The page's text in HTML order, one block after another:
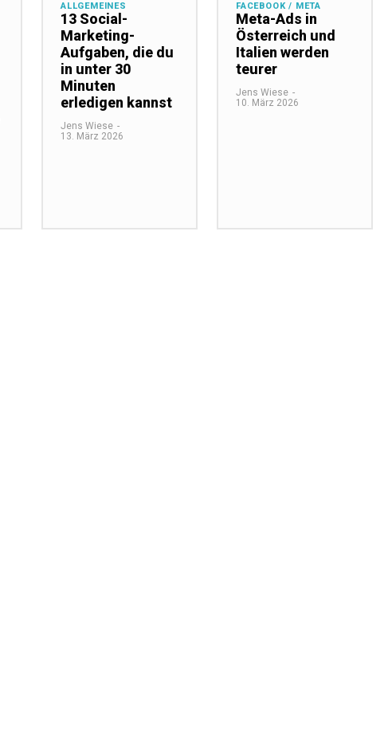
ALLGEMEINES
13 Social-
Marketing-
Aufgaben, die du
in unter 30
Minuten
erledigen kannst
Jens Wiese -
13. März 2026
FACEBOOK / META
Meta-Ads in
Österreich und
Italien werden
teurer
Jens Wiese -
10. März 2026